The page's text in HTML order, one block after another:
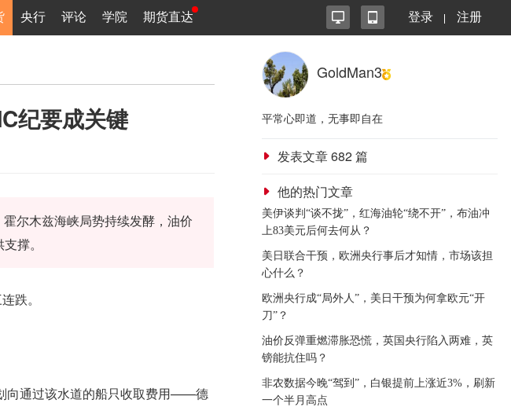
央行 评论 学院 期货直达 登录 注册
纪要成关键
尔木兹海峡局势持续发酵，油价
撑。
跌。
向通过该水道的船只收取费用——德
GoldMan3
平常心即道，无事即自在
发表文章682篇
他的热门文章
美伊谈判“谈不拢”，红海油轮“绕不开”，布油冲
上83美元后何去何从？
美日联合干预，欧洲央行事后才知情，市场该担
心什么？
欧洲央行成“局外人”，美日干预为何拿欧元“开
刀”？
油价反弹重燃滞胀恐慌，英国央行陷入两难，英
镑能抗住吗？
非农数据今晚“驾到”，白银提前上涨近3%，刷新
一个半月高点